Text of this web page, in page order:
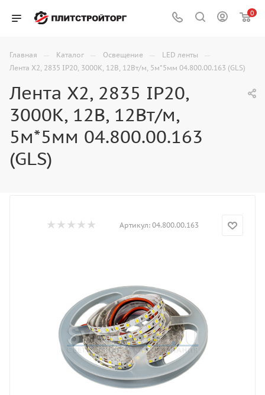
0
Главная — Каталог — Освещение — LED ленты —
Лента X2, 2835 IP20, 3000К, 12В, 12Вт/м, 5м*5мм 04.800.00.163 (GLS)
Лента X2, 2835 IP20,
3000К, 12В, 12Вт/м,
5м*5мм 04.800.00.163
(GLS)
Артикул: 04.800.00.163